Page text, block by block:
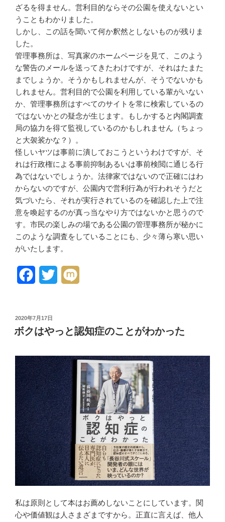
ざるを得ません。営利目的ならその公園を使えないとい
うこともわかりました。
しかし、この話を聞いて何か釈然としないものが残りま
した。
管理事務所は、写真家のホームページを見て、このよう
な警告のメールを送ってきたわけですが、それはたまた
までしょうか。そうかもしれませんが、そうでないかも
しれません。営利目的で公園を利用している輩がいない
か、管理事務所はすべてのサイトを常に検索しているの
ではないかとの疑念が生じます。もしかすると内閣調査
局の協力を得て監視しているのかもしれません（ちょっ
と大袈裟かな？）。
怪しいヤツは事前に潰しておこうというわけですが、そ
れは行政権による事前抑制あるいは事前検閲に通じる行
為ではないでしょうか。法律家ではないので正確にはわ
からないのですが、公園内で営利行為が行われそうだと
気づいたら、それが実行されているのを確認した上で注
意を喚起するのが真っ当なやり方ではないかと思うので
す。市民の楽しみの場である公園の管理事務所が秘かに
このような調査をしていることにも、少々薄ら寒い思い
がいたします。
e
o
t
e
i
投
稿
日:
2020年7月17日
ボクはやっと認知症のことがわかった
私は原則として本はお薦めしないことにしています。関
心や価値観は人さまざまですから。正直に言えば、他人